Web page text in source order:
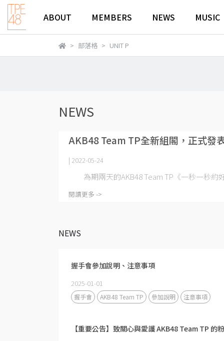
ABOUT MEMBERS NEWS MUSIC
部落格 UNIT P
NEWS
AKB48 Team TP全新組閣，正式發
| 2022-05-24
為期兩天的AKB48 Team TP《一秒一秒約
閱讀更多 ->
NEWS
握手會參加說明、注意事項
2025-01-01
握手會 AKB48 Team TP 參加說明 注意事項
【重要公告】致關心與愛護 AKB48 Team TP 的